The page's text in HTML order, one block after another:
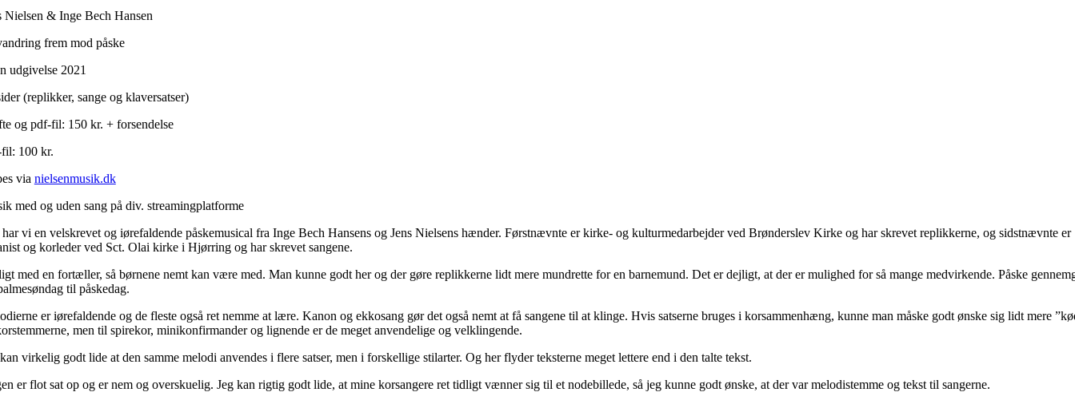
Nielsen & Inge Bech Hansen
frem mod påske
udgivelse 2021
(replikker, sange og klaversatser)
og pdf-fil: 150 kr. + forsendelse
100 kr.
via nielsenmusik.dk
med og uden sang på div. streamingplatforme
vi en velskrevet og iørefaldende påskemusical fra Inge Bech Hansens og Jens Nielsens hænder. Førstnævnte er kirke- og kulturmedarbejder ved Brønderslev Kirke og har skrevet replikkerne, og sidstnævnte er
og korleder ved Sct. Olai kirke i Hjørring og har skrevet sangene.
med en fortæller, så børnene nemt kan være med. Man kunne godt her og der gøre replikkerne lidt mere mundrette for en barnemund. Det er dejligt, at der er mulighed for så mange medvirkende. Påske
til påskedag.
er iørefaldende og de fleste også ret nemme at lære. Kanon og ekkosang gør det også nemt at få sangene til at klinge. Hvis satserne bruges i korsammenhæng, kunne man måske godt ønske sig lidt mere
men til spirekor, minikonfirmander og lignende er de meget anvendelige og velklingende.
virkelig godt lide at den samme melodi anvendes i flere satser, men i forskellige stilarter. Og her flyder teksterne meget lettere end i den talte tekst.
er flot sat op og er nem og overskuelig. Jeg kan rigtig godt lide, at mine korsangere ret tidligt vænner sig til et nodebillede, så jeg kunne godt ønske, at der var melodistemme og tekst til sangerne.